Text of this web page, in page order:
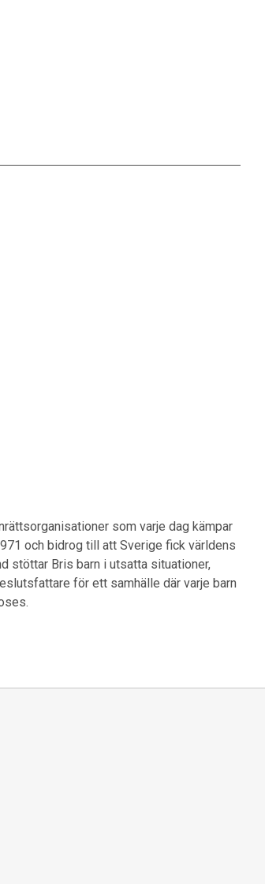
som varje dag kämpar
och bidrog till att Sverige fick världens
stöttar Bris barn i utsatta situationer,
för ett samhälle där varje barn